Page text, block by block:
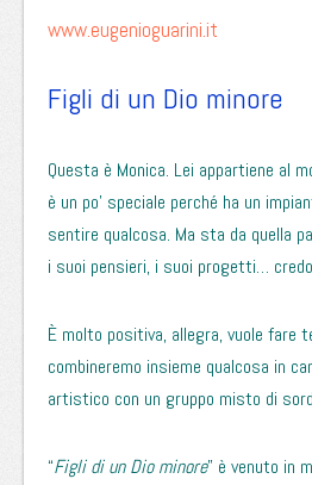
www.eugenioguarini.it
Figli di un Dio minore
Questa è Monica. Lei appartiene al
è un po’ speciale perché ha un
sentire qualcosa. Ma sta da quella
i suoi pensieri, i suoi progetti…
È molto positiva, allegra, vuole fare
combineremo insieme qualcosa in
artistico con un gruppo misto di
“Figli di un Dio minore” è venuto in